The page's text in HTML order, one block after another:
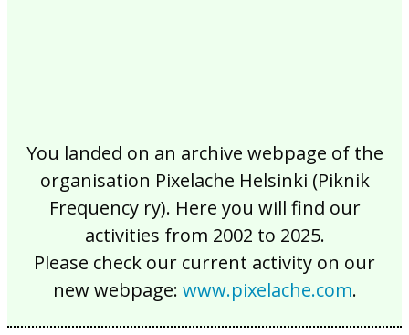
You landed on an archive webpage of the
organisation Pixelache Helsinki (Piknik
Frequency ry). Here you will find our
activities from 2002 to 2025.
Please check our current activity on our
new webpage: www.pixelache.com.